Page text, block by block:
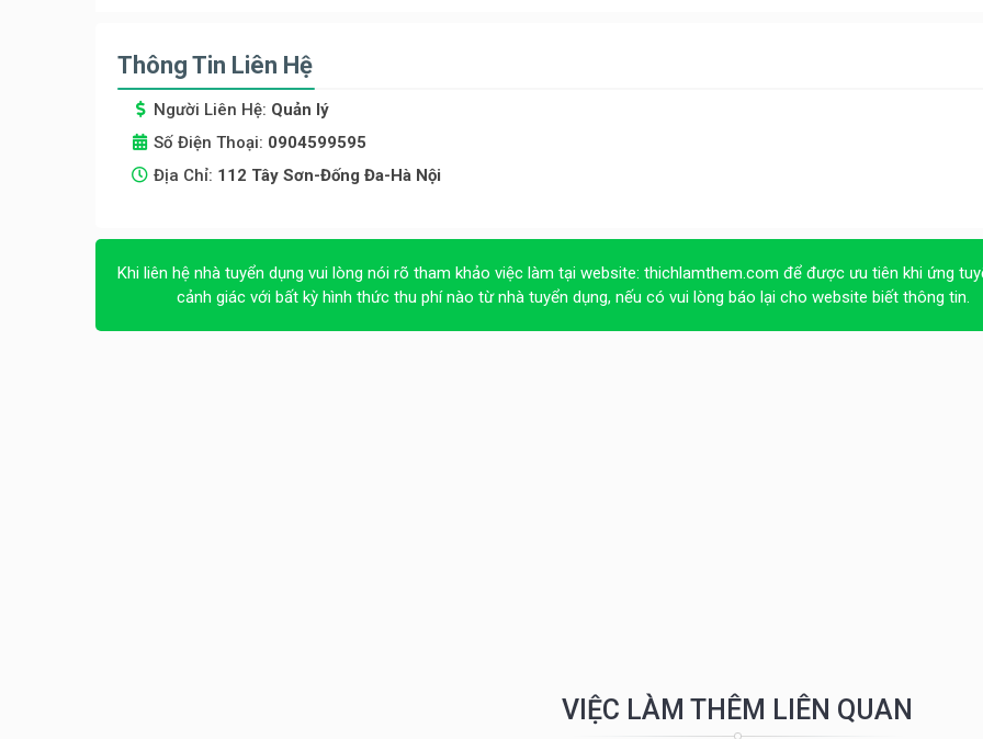
Thông Tin Liên Hệ
Người Liên Hệ: Quản lý
Số Điện Thoại: 0904599595
Địa Chỉ: 112 Tây Sơn-Đống Đa-Hà Nội
Khi liên hệ nhà tuyển dụng vui lòng nói rõ tham khảo việc làm tại website: thichlamthem.com để được ưu tiên khi ứng
cảnh giác với bất kỳ hình thức thu phí nào từ nhà tuyển dụng, nếu có vui lòng báo lại cho website biết thông tin.
VIỆC LÀM THÊM LIÊN QUAN